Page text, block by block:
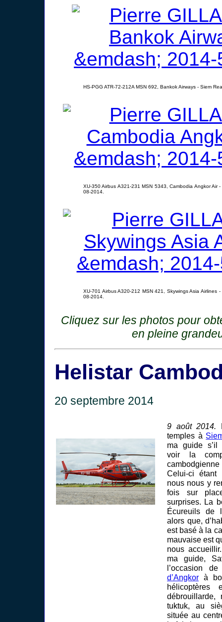
HS-PGG ATR-72-212A MSN 692, Bankok Airways - Siem
XU-350 Airbus A321-231 MSN 5343, Cambodia Angkor Air
08-2014.
XU-701 Airbus A320-212 MSN 421, Skywings Asia Airlines
08-2014.
Cliquez sur les photos pour
en pleine
Helistar
20 septembre 2014
9 août 2014.
temples à
ma guide s’il
voir la
Celui-ci
nous nous y
fois sur
surprises. La
Écureuils de
alors que,
est basé à la
mauvaise est
nous
ma guide,
l’occasion
d’Angkor à
débrouillarde,
tuktuk, au
située au